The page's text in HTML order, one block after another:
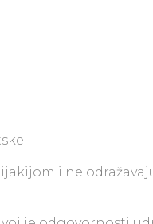
i ne